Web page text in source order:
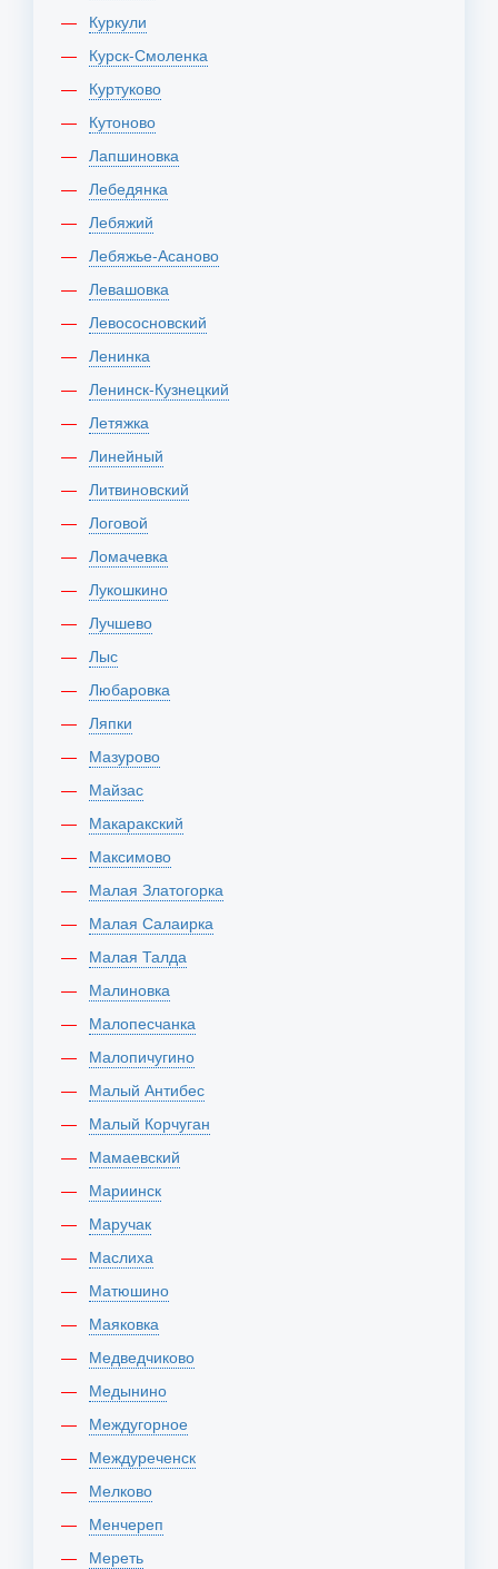
Куркули
Курск-Смоленка
Куртуково
Кутоново
Лапшиновка
Лебедянка
Лебяжий
Лебяжье-Асаново
Левашовка
Левососновский
Ленинка
Ленинск-Кузнецкий
Летяжка
Линейный
Литвиновский
Логовой
Ломачевка
Лукошкино
Лучшево
Лыс
Любаровка
Ляпки
Мазурово
Майзас
Макаракский
Максимово
Малая Златогорка
Малая Салаирка
Малая Талда
Малиновка
Малопесчанка
Малопичугино
Малый Антибес
Малый Корчуган
Мамаевский
Мариинск
Маручак
Маслиха
Матюшино
Маяковка
Медведчиково
Медынино
Междугорное
Междуреченск
Мелково
Менчереп
Мереть